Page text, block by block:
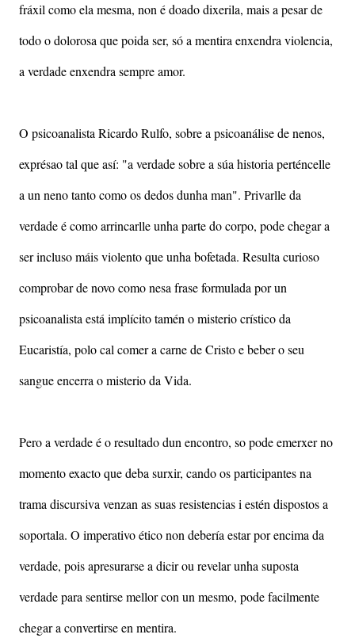
fráxil como ela mesma, non é doado dixerila, mais a pesar de
todo o dolorosa que poida ser, só a mentira enxendra violencia,
a verdade enxendra sempre amor.
O psicoanalista Ricardo Rulfo, sobre a psicoanálise de nenos,
exprésao tal que así: "a verdade sobre a súa historia perténcelle
a un neno tanto como os dedos dunha man". Privarlle da
verdade é como arrincarlle unha parte do corpo, pode chegar a
ser incluso máis violento que unha bofetada. Resulta curioso
comprobar de novo como nesa frase formulada por un
psicoanalista está implícito tamén o misterio crístico da
Eucaristía, polo cal comer a carne de Cristo e beber o seu
sangue encerra o misterio da Vida.
Pero a verdade é o resultado dun encontro, so pode emerxer no
momento exacto que deba surxir, cando os participantes na
trama discursiva venzan as suas resistencias i estén dispostos a
soportala. O imperativo ético non debería estar por encima da
verdade, pois apresurarse a dicir ou revelar unha suposta
verdade para sentirse mellor con un mesmo, pode facilmente
chegar a convertirse en mentira.